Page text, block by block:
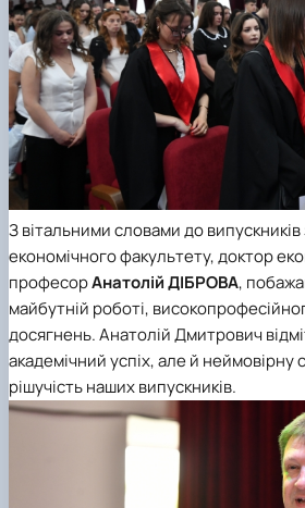
З вітальними словами до
економічного факультету, доктор
професорАнатолій ДІБРОВА,
майбутній роботі,
досягнень. Анатолій Дмитрович
академічний успіх, але й неймовірну
рішучість наших випускників.